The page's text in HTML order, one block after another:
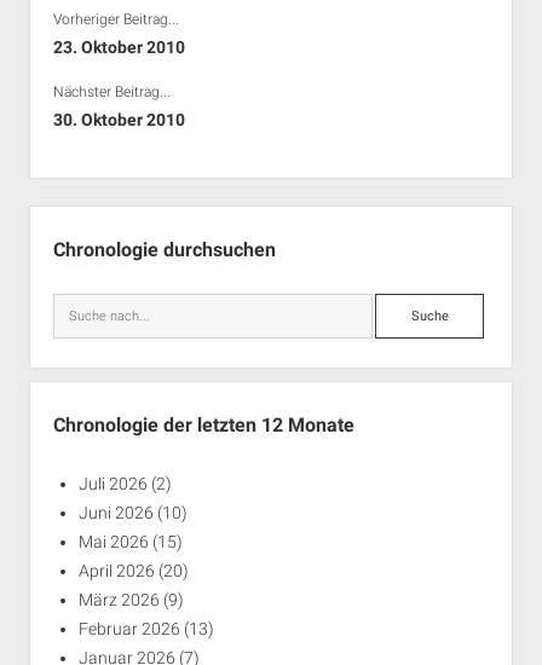
Vorheriger Beitrag...
23. Oktober 2010
Nächster Beitrag...
30. Oktober 2010
Chronologie durchsuchen
Suche
Chronologie der letzten 12 Monate
Juli 2026 (2)
Juni 2026 (10)
Mai 2026 (15)
April 2026 (20)
März 2026 (9)
Februar 2026 (13)
Januar 2026 (7)